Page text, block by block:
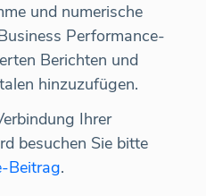
und numerische
Performance-
Berichten und
hinzuzufügen.
Ihrer
besuchen Sie bitte
Beitrag.